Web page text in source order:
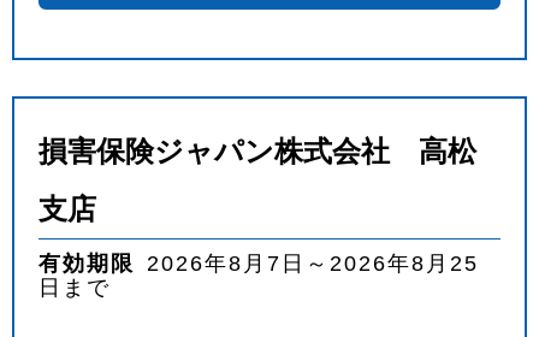
損害保険ジャパン株式会社 高松
支店
有効期限
2026年8月7日～2026年8月25
日まで